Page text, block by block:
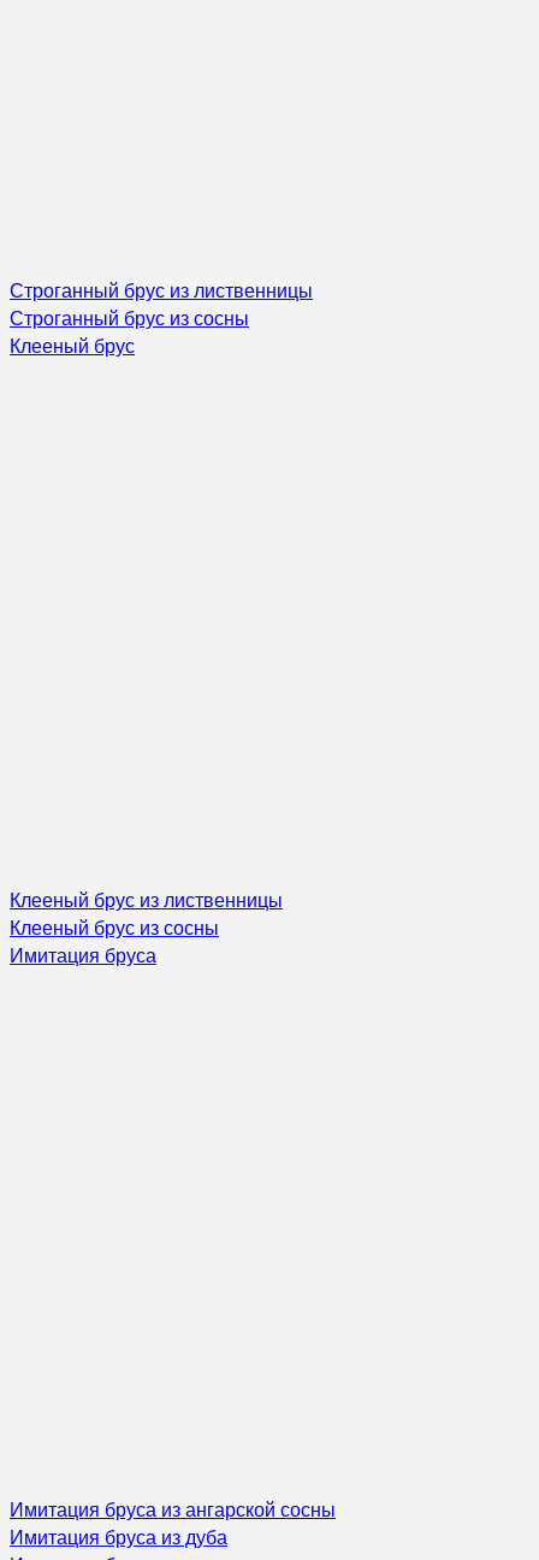
Строганный брус из лиственницы
Строганный брус из сосны
Клееный брус
Клееный брус из лиственницы
Клееный брус из сосны
Имитация бруса
Имитация бруса из ангарской сосны
Имитация бруса из дуба